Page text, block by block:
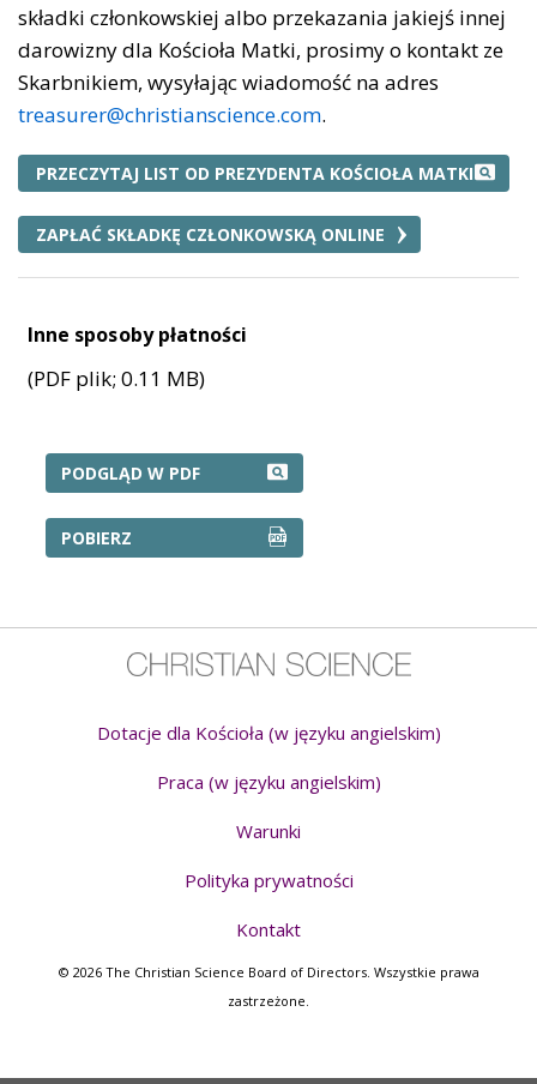
składki członkowskiej albo przekazania jakiejś innej
darowizny dla Kościoła Matki, prosimy o kontakt ze
Skarbnikiem, wysyłając wiadomość na adres
treasurer@christianscience.com.
PRZECZYTAJ LIST OD PREZYDENTA KOŚCIOŁA MATKI
ZAPŁAĆ SKŁADKĘ CZŁONKOWSKĄ ONLINE
Inne sposoby płatności
(PDF plik; 0.11 MB)
PODGLĄD W PDFINNE SPOSOBY PŁATNOŚCI PDF
POBIERZ INNE SPOSOBY PŁATNOŚCI PDF
Dotacje dla Kościoła (w języku angielskim)
Praca (w języku angielskim)
Warunki
Polityka prywatności
Kontakt
© 2026 The Christian Science Board of Directors. Wszystkie prawa
zastrzeżone.